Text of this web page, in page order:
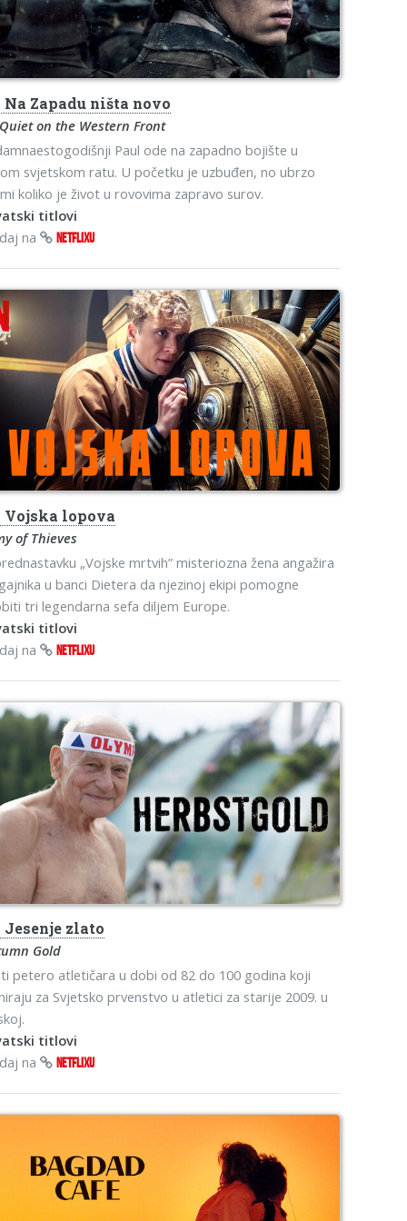
Na Zapadu ništa novo
on the Western Front
Paul ode na zapadno bojište u
svjetskom ratu. U početku je uzbuđen, no ubrzo
koliko je život u rovovima zapravo surov.
titlovi
na
NETFLIXU
Vojska lopova
of Thieves
„Vojske mrtvih” misteriozna žena angažira
u banci Dietera da njezinoj ekipi pomogne
tri legendarna sefa diljem Europe.
titlovi
na
NETFLIXU
Jesenje zlato
Gold
petero atletičara u dobi od 82 do 100 godina koji
za Svjetsko prvenstvo u atletici za starije 2009. u
titlovi
na
NETFLIXU